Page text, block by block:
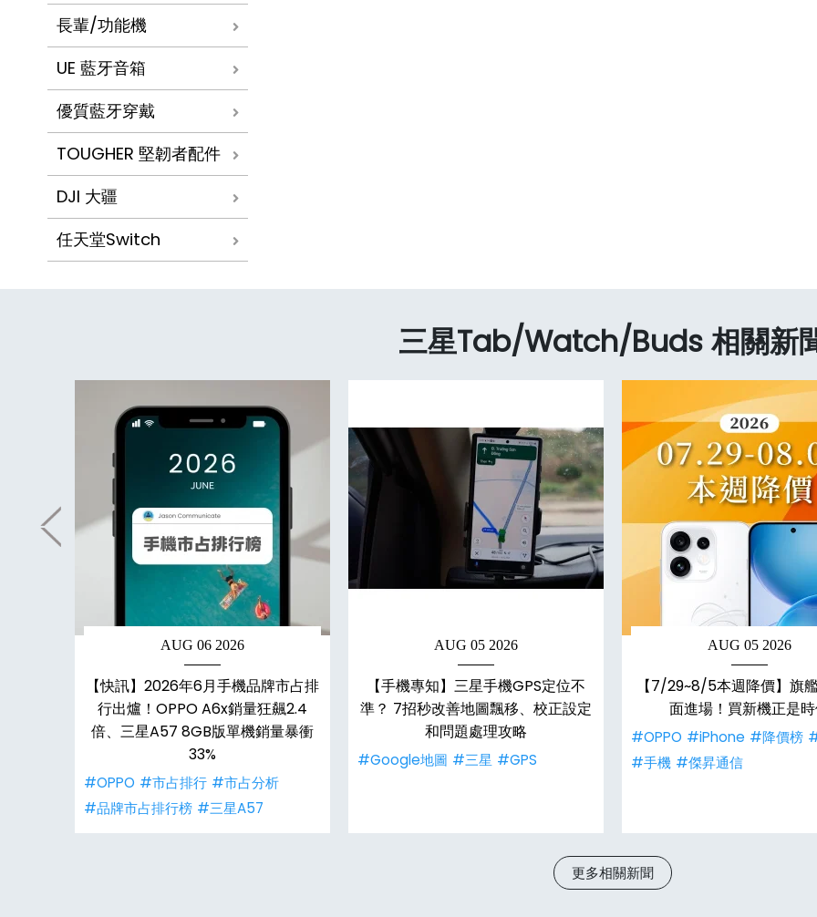
長輩/功能機
UE 藍牙音箱
優質藍牙穿戴
TOUGHER 堅韌者配件
DJI 大疆
任天堂Switch
三星Tab/Watch/Buds 相關新
AUG 06 2026
【快訊】2026年6月手機品牌市占排
行出爐！OPPO A6x銷量狂飆2.4
倍、三星A57 8GB版單機銷量暴衝
33%
#OPPO #市占排行 #市占分析
#品牌市占排行榜 #三星A57
AUG 05 2026
【手機專知】三星手機GPS定位不
準？ 7招秒改善地圖飄移、校正設定
和問題處理攻略
#Google地圖 #三星 #GPS
AUG 05 2026
【7/29~8/5本週降價】旗
面進場！買新機正是
#OPPO #iPhone #降價榜
#手機 #傑昇通信
更多相關新聞